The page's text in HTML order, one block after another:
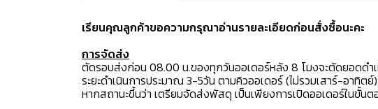
เรียนคุณลูกค้าขอความกรุณาอ่านรายละเอียดก่อนสั่งซื้อนะคะ️
การจัดส่ง
ตัดรอบส่งก่อน 08.00 น.ของทุกวันออเดอร์หลัง 8 โมงจะตัดยอดดำเ
ระยะดำเนินการประมาณ 3-5วัน ตามคิวออเดอร์ (ไม่รวมเสาร์-อาทิต
หากสถานะขึ้นว่า เตรียมจัดส่งพัสดุ เป็นเพียงการเปิดออเดอร์ในขั้